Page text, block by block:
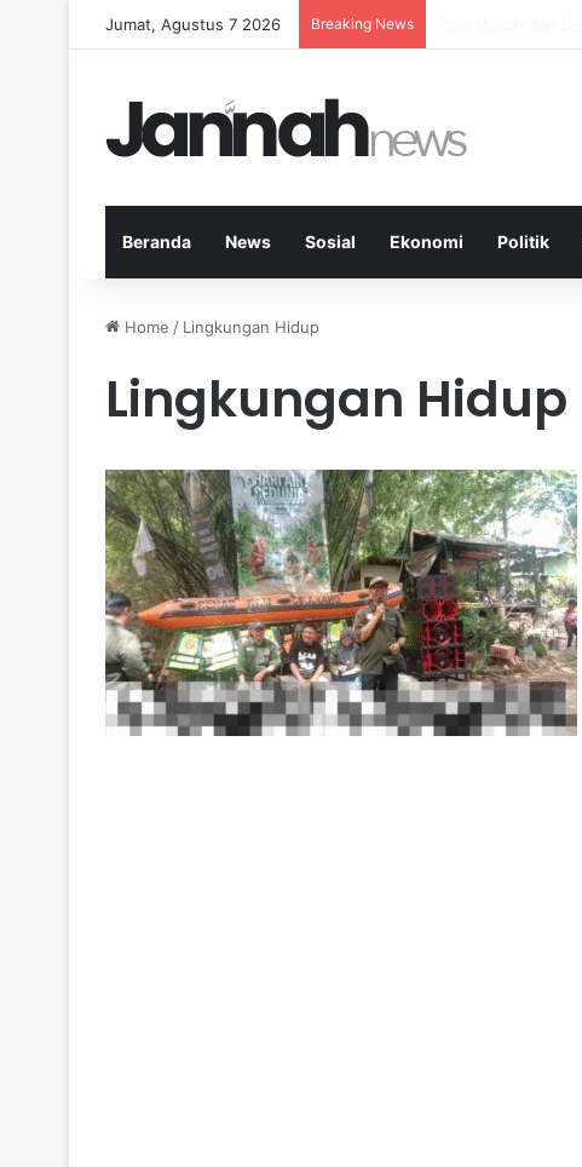
Jumat, Agustus 7 2026 Breaking News
Beranda News Sosial Ekonomi Politik
Home / Lingkungan Hidup
Lingkungan Hidup